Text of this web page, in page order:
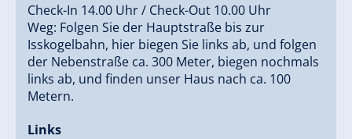
Check-In 14.00 Uhr / Check-Out 10.00 Uhr
Weg: Folgen Sie der Hauptstraße bis zur
Isskogelbahn, hier biegen Sie links ab, und folgen
der Nebenstraße ca. 300 Meter, biegen nochmals
links ab, und finden unser Haus nach ca. 100
Metern.
Links